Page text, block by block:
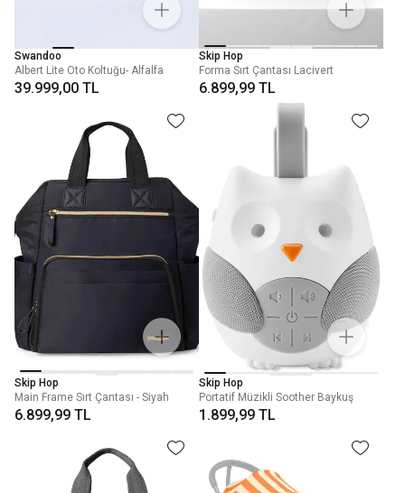
Swandoo
Albert Lite Oto Koltuğu- Alfalfa
39.999,00 TL
Skip Hop
Forma Sırt Çantası Lacivert
6.899,99 TL
Skip Hop
Main Frame Sırt Çantası - Siyah
6.899,99 TL
Skip Hop
Portatif Müzikli Soother Baykuş
1.899,99 TL